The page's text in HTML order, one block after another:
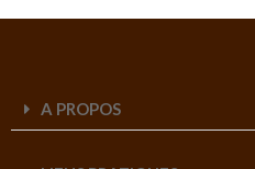
A PROPOS